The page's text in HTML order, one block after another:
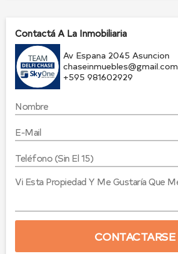
Contactá A La Inmobiliaria
Av Espana 2045 Asuncion
chaseinmuebles@gmail.com
+595 981602929
CONTACTARSE